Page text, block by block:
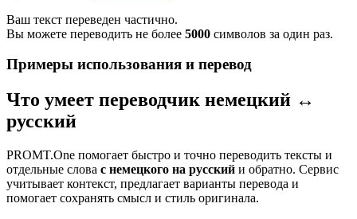
Ваш текст переведен частично.
Вы можете переводить не более 5000 символов за один раз.
Примеры использования и перевод
Что умеет переводчик немецкий ↔
русский
PROMT.One помогает быстро и точно переводить тексты и
отдельные слова с немецкого на русский и обратно. Сервис
учитывает контекст, предлагает варианты перевода и
помогает сохранять смысл и стиль оригинала.